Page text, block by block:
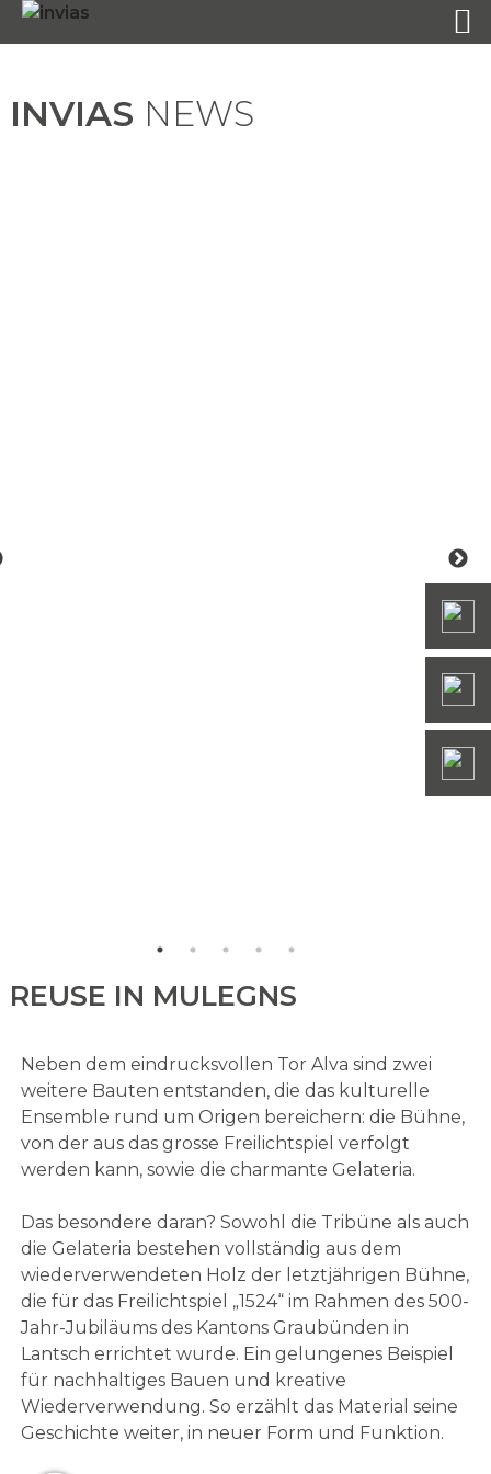
INVIAS NEWS
REUSE IN MULEGNS
Neben dem eindrucksvollen Tor Alva sind zwei
weitere Bauten entstanden, die das kulturelle
Ensemble rund um Origen bereichern: die Bühne,
von der aus das grosse Freilichtspiel verfolgt
werden kann, sowie die charmante Gelateria.
Das besondere daran? Sowohl die Tribüne als auch
die Gelateria bestehen vollständig aus dem
wiederverwendeten Holz der letztjährigen Bühne,
die für das Freilichtspiel „1524“ im Rahmen des 500-
Jahr-Jubiläums des Kantons Graubünden in
Lantsch errichtet wurde. Ein gelungenes Beispiel
für nachhaltiges Bauen und kreative
Wiederverwendung. So erzählt das Material seine
Geschichte weiter, in neuer Form und Funktion.